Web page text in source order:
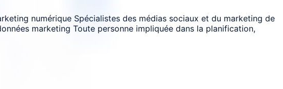
numérique Spécialistes des médias sociaux et du marketing de
marketing Toute personne impliquée dans la planification,